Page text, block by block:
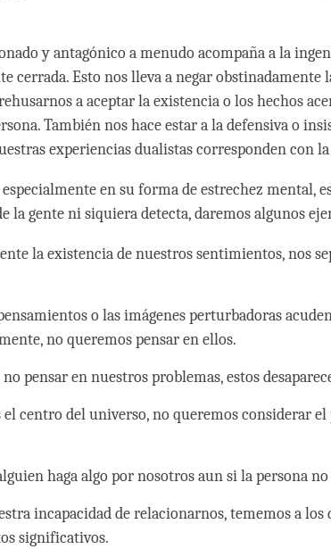
y antagónico a menudo acompaña a la
cerrada. Esto nos lleva a negar obstinadamente
a aceptar la existencia o los hechos
También nos hace estar a la defensiva o
experiencias dualistas corresponden con
en su forma de estrechez mental,
la gente ni siquiera detecta, daremos algunos
la existencia de nuestros sentimientos, nos
o las imágenes perturbadoras
no queremos pensar en ellos.
pensar en nuestros problemas, estos
el centro del universo, no queremos considerar
haga algo por nosotros aun si la persona
incapacidad de relacionarnos, tememos a los
significativos.